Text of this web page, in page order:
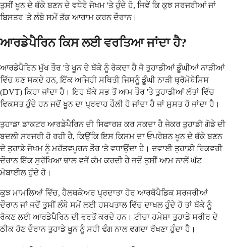
ਤੁਸੀਂ ਖੂਨ ਦੇ ਥੱਕੇ ਬਣਨ ਦੇ ਵਧੇਰੇ ਜੋਖਮ 'ਤੇ ਹੁੰਦੇ ਹੋ, ਜਿਵੇਂ ਕਿ ਕੁਝ ਸਰਜਰੀਆਂ ਜਾਂ
ਬਿਸਤਰ 'ਤੇ ਲੰਬੇ ਸਮੇਂ ਤੱਕ ਆਰਾਮ ਕਰਨ ਦੌਰਾਨ।
ਆਰਡੇਪੈਰਿਨ ਕਿਸ ਲਈ ਵਰਤਿਆ ਜਾਂਦਾ ਹੈ?
ਆਰਡੇਪੈਰਿਨ ਮੁੱਖ ਤੌਰ 'ਤੇ ਖੂਨ ਦੇ ਥੱਕੇ ਨੂੰ ਰੋਕਦਾ ਹੈ ਜੋ ਤੁਹਾਡੀਆਂ ਡੂੰਘੀਆਂ ਨਾੜੀਆਂ
ਵਿੱਚ ਬਣ ਸਕਦੇ ਹਨ, ਇੱਕ ਅਜਿਹੀ ਸਥਿਤੀ ਜਿਸਨੂੰ ਡੂੰਘੀ ਨਾੜੀ ਥ੍ਰੋਮੋਬੋਸਿਸ
(DVT) ਕਿਹਾ ਜਾਂਦਾ ਹੈ। ਇਹ ਥੱਕੇ ਸਭ ਤੋਂ ਆਮ ਤੌਰ 'ਤੇ ਤੁਹਾਡੀਆਂ ਲੱਤਾਂ ਵਿੱਚ
ਵਿਕਸਤ ਹੁੰਦੇ ਹਨ ਜਦੋਂ ਖੂਨ ਦਾ ਪ੍ਰਵਾਹ ਹੌਲੀ ਹੋ ਜਾਂਦਾ ਹੈ ਜਾਂ ਸੁਸਤ ਹੋ ਜਾਂਦਾ ਹੈ।
ਤੁਹਾਡਾ ਡਾਕਟਰ ਆਰਡੇਪੈਰਿਨ ਦੀ ਸਿਫਾਰਸ਼ ਕਰ ਸਕਦਾ ਹੈ ਜੇਕਰ ਤੁਹਾਡੀ ਗੋਡੇ ਦੀ
ਬਦਲੀ ਸਰਜਰੀ ਹੋ ਰਹੀ ਹੈ, ਕਿਉਂਕਿ ਇਸ ਕਿਸਮ ਦਾ ਓਪਰੇਸ਼ਨ ਖੂਨ ਦੇ ਥੱਕੇ ਬਣਨ
ਦੇ ਤੁਹਾਡੇ ਜੋਖਮ ਨੂੰ ਮਹੱਤਵਪੂਰਨ ਤੌਰ 'ਤੇ ਵਧਾਉਂਦਾ ਹੈ। ਦਵਾਈ ਤੁਹਾਡੀ ਰਿਕਵਰੀ
ਦੌਰਾਨ ਇੱਕ ਸੁਰੱਖਿਆ ਢਾਲ ਵਜੋਂ ਕੰਮ ਕਰਦੀ ਹੈ ਜਦੋਂ ਤੁਸੀਂ ਆਮ ਨਾਲੋਂ ਘੱਟ
ਮੋਬਾਈਲ ਹੁੰਦੇ ਹੋ।
ਕੁਝ ਮਾਮਲਿਆਂ ਵਿੱਚ, ਹੈਲਥਕੇਅਰ ਪ੍ਰਦਾਤਾ ਹੋਰ ਆਰਥੋਪੈਡਿਕ ਸਰਜਰੀਆਂ
ਦੌਰਾਨ ਜਾਂ ਜਦੋਂ ਤੁਸੀਂ ਲੰਬੇ ਸਮੇਂ ਲਈ ਹਸਪਤਾਲ ਵਿੱਚ ਦਾਖਲ ਹੁੰਦੇ ਹੋ ਤਾਂ ਥੱਕੇ ਨੂੰ
ਰੋਕਣ ਲਈ ਆਰਡੇਪੈਰਿਨ ਦੀ ਵਰਤੋਂ ਕਰਦੇ ਹਨ। ਟੀਚਾ ਹਮੇਸ਼ਾ ਤੁਹਾਡੇ ਸਰੀਰ ਦੇ
ਠੀਕ ਹੋਣ ਦੌਰਾਨ ਤੁਹਾਡੇ ਖੂਨ ਨੂੰ ਸਹੀ ਢੰਗ ਨਾਲ ਵਗਦਾ ਰੱਖਣਾ ਹੁੰਦਾ ਹੈ।